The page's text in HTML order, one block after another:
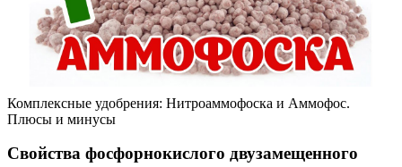
Комплексные удобрения: Нитроаммофоска и Аммофос.
Плюсы и минусы
Свойства фосфорнокислого двузамещенного